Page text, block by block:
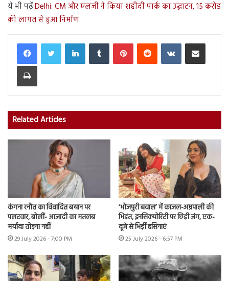
ये भी पढ़ें:Delhi: CM और एलजी ने किया शहीदी पार्क का उद्घाटन, 15 करोड़
की लागत से हुआ निर्माण
LinkedInTumblr PinterestReddit VKontakteShare via Email
Print
Related Articles
कंगना रनौत का विवादित बयान पर
पलटवार, बोलीं- आजादी का मतलब
मर्यादा तोड़ना नहीं
29 July 2026 - 7:00 PM
‘भोजपुरी बवाल’ में काजल-अम्रपाली की
भिड़ंत, इनसिक्योरिटी पर छिड़ी जंग, एक-
दूजे से भिड़ीं हसिनाएं
25 July 2026 - 6:57 PM